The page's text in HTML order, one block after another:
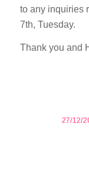
to any inquiries
7th, Tuesday.
Thank you and
27/12/
/